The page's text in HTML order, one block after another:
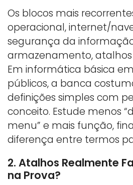
Os blocos mais
operacional, internet/
segurança da
armazenamento, atalhos
Em informática básica em
públicos, a banca
definições simples com
conceito. Estude menos
menu” e mais função,
diferença entre termos
2. Atalhos Realmente
na Prova?